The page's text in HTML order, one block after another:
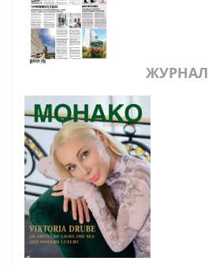
ЖУРНАЛ